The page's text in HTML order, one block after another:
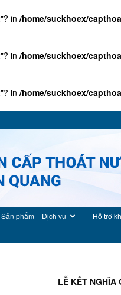
in /home/suckhoex/
in /home/suckhoex/
in /home/suckhoex/
Sản phẩm – Dịch vụ Hỗ trợ
LỄ KẾT NGHĨA